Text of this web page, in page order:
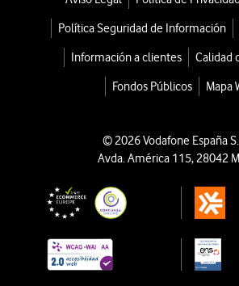
Política Seguridad de Información
Información a clientes
Calidad
Fondos Públicos
Mapa
© 2026 Vodafone España
Avda. América 115, 28042